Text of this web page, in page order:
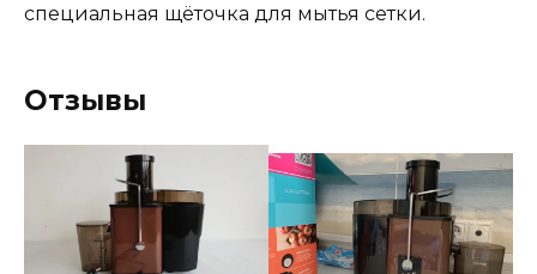
специальная щёточка для мытья сетки.
Отзывы